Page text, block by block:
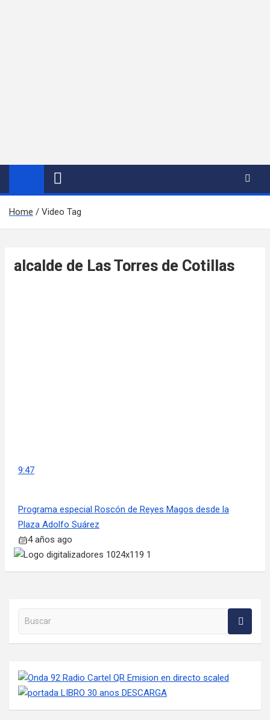
Home Video Tag
alcalde de Las Torres de Cotillas
9:47
Programa especial Roscón de Reyes Magos desde la
Plaza Adolfo Suárez
4 años ago
Buscar en la web